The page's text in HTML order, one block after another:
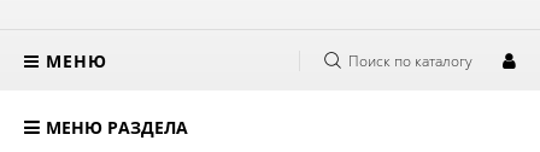
МЕНЮ Поиск по каталогу
МЕНЮ РАЗДЕЛА